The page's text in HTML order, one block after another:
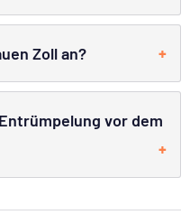
Zoll an?
vor dem